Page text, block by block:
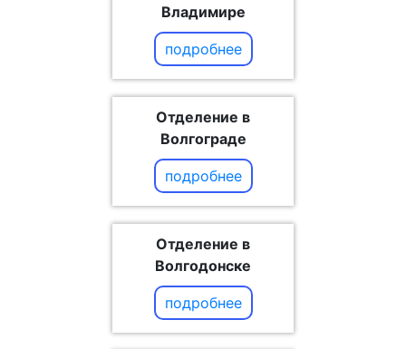
Владимире
подробнее
Отделение в
Волгограде
подробнее
Отделение в
Волгодонске
подробнее